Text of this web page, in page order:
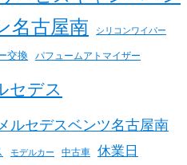
名古屋南 シリコンワイパー
交換 パフュームアトマイザー
セデス
メルセデスベンツ名古屋南
モデルカー 中古車 休業日